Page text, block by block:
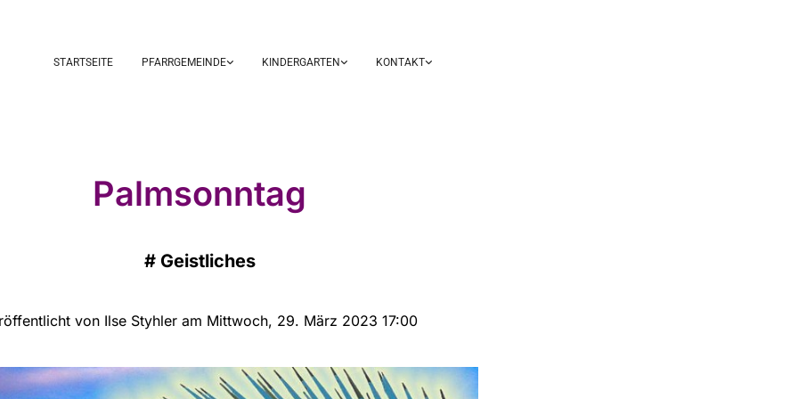
STARTSEITE PFARRGEMEINDE KINDERGARTEN KONTAKT
Palmsonntag
# Geistliches
von Ilse Styhler am Mittwoch, 29. März 2023 17:00